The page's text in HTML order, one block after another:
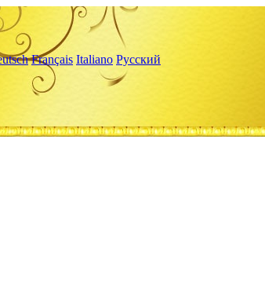
Français Italiano Русский